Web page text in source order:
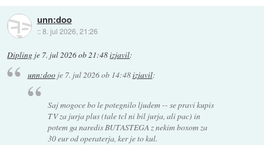
unn:doo
::8. jul 2026, 21:26
Dipling je 7. jul 2026 ob 21:48izjavil:
unn:dooje 7. jul 2026 ob 14:48izjavil:
Saj mogoce bo le potegnilo ljudem -- se pravi kupis
TV za jurja plus (tale tcl ni bil jurja, ali pac) in
potem ga naredis BUTASTEGA z nekim boxom za
30 eur od operaterja, ker je to kul.